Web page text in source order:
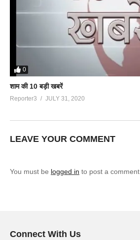
0
शाम की 10 बड़ी खबरें
Reporter3 JULY 31, 2020
LEAVE YOUR COMMENT
You must be logged in to post a comment.
Connect With Us